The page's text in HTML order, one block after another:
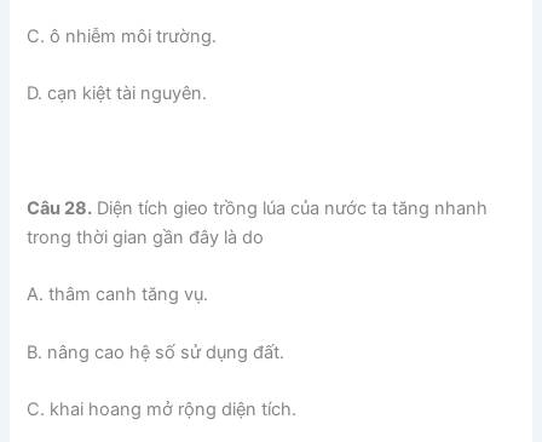
C. ô nhiễm môi trường.
D. cạn kiệt tài nguyên.
Câu 28. Diện tích gieo trồng lúa của nước ta tăng nhanh
trong thời gian gần đây là do
A. thâm canh tăng vụ.
B. nâng cao hệ số sử dụng đất.
C. khai hoang mở rộng diện tích.